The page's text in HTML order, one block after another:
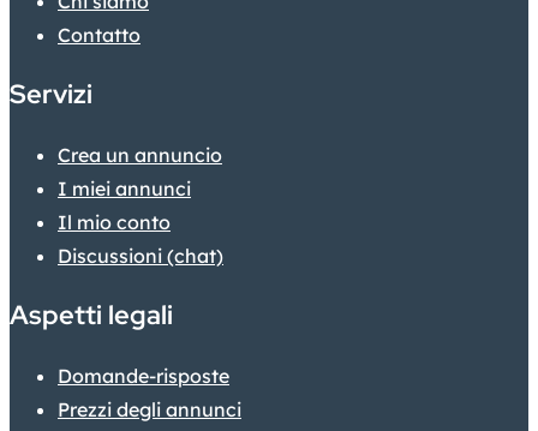
Contatto
Servizi
Crea un annuncio
I miei annunci
Il mio conto
Discussioni (chat)
Aspetti legali
Domande-risposte
Prezzi degli annunci